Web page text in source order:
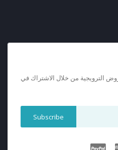
الترويجية من خلال الاشتراك في